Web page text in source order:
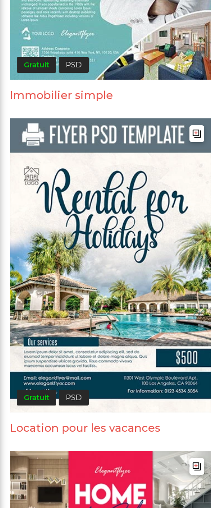
Gratuit PSD
Immobilier simple
Gratuit PSD
Location pour les vacances